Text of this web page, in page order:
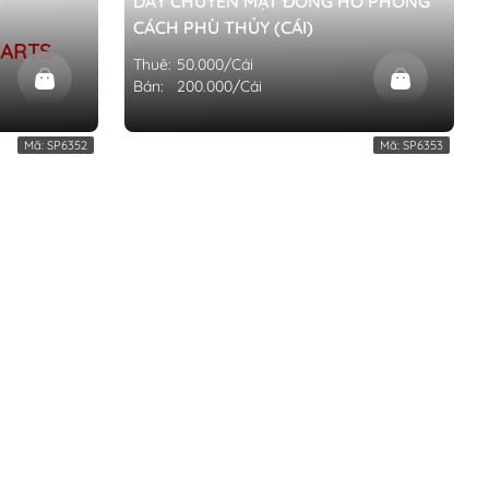
Mã: SP6352
CÁCH PHÙ THỦY (CÁI)
Thuê: 50.000/Cái
Bán:
200.000/Cái
Mã: SP6353